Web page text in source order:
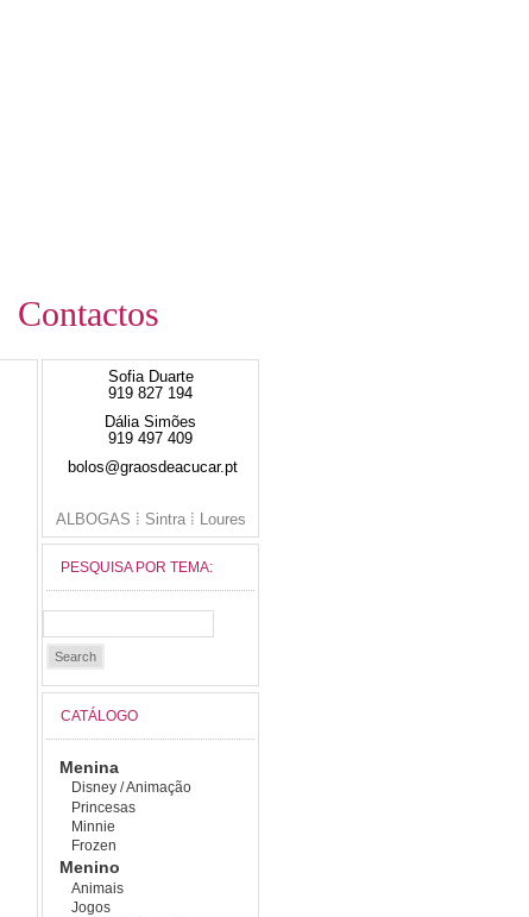
Contactos
Sofia Duarte
919 827 194
Dália Simões
919 497 409
bolos@graosdeacucar.pt
ALBOGAS ⁞ Sintra ⁞ Loures
PESQUISA POR TEMA:
CATÁLOGO
Menina
Disney / Animação
Princesas
Minnie
Frozen
Menino
Animais
Jogos